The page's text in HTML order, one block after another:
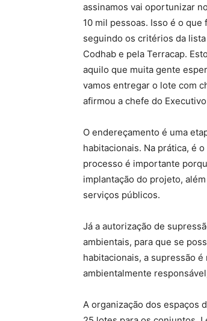
assinamos vai oportunizar
10 mil pessoas. Isso é o
seguindo os critérios da
Codhab e pela Terracap.
aquilo que muita gente
vamos entregar o lote com
afirmou a chefe do
O endereçamento é uma
habitacionais. Na prática, é
processo é importante
implantação do projeto,
serviços públicos.
Já a autorização de
ambientais, para que se
habitacionais, a supressão
ambientalmente
A organização dos espaços